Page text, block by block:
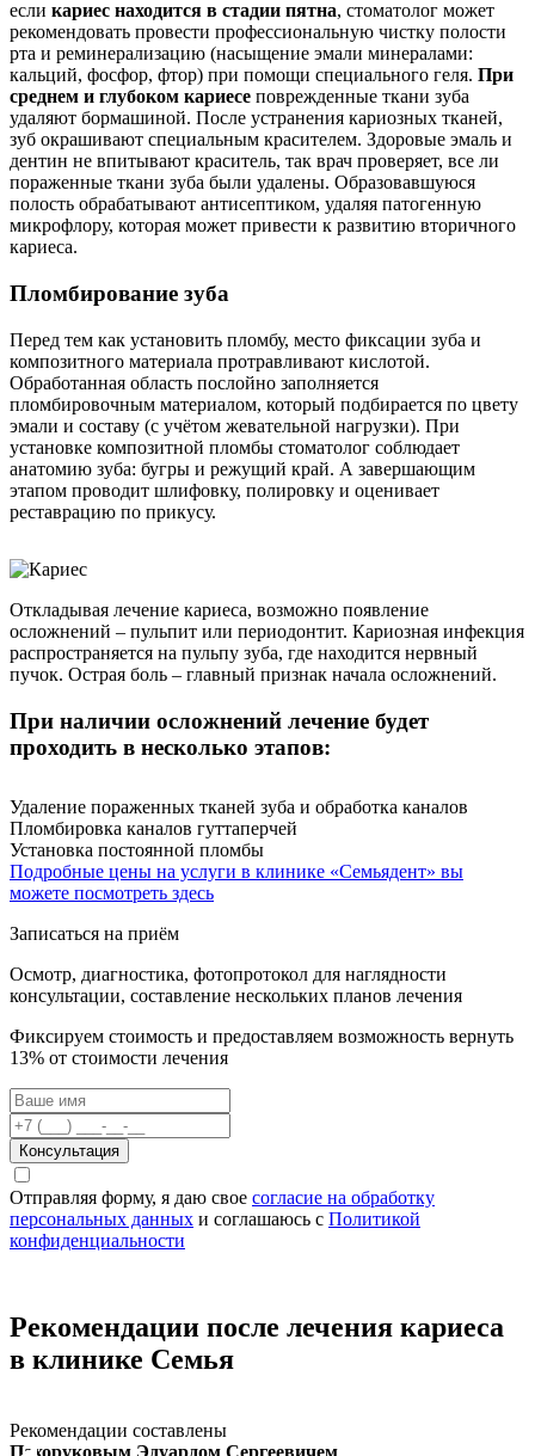
если кариес находится в стадии пятна, стоматолог может
рекомендовать провести профессиональную чистку полости
рта и реминерализацию (насыщение эмали минералами:
кальций, фосфор, фтор) при помощи специального геля. При
среднем и глубоком кариесе поврежденные ткани зуба
удаляют бормашиной. После устранения кариозных тканей,
зуб окрашивают специальным красителем. Здоровые эмаль и
дентин не впитывают краситель, так врач проверяет, все ли
пораженные ткани зуба были удалены. Образовавшуюся
полость обрабатывают антисептиком, удаляя патогенную
микрофлору, которая может привести к развитию вторичного
кариеса.
Пломбирование зуба
Перед тем как установить пломбу, место фиксации зуба и
композитного материала протравливают кислотой.
Обработанная область послойно заполняется
пломбировочным материалом, который подбирается по цвету
эмали и составу (с учётом жевательной нагрузки). При
установке композитной пломбы стоматолог соблюдает
анатомию зуба: бугры и режущий край. А завершающим
этапом проводит шлифовку, полировку и оценивает
реставрацию по прикусу.
Откладывая лечение кариеса, возможно появление
осложнений – пульпит или периодонтит. Кариозная инфекция
распространяется на пульпу зуба, где находится нервный
пучок. Острая боль – главный признак начала осложнений.
При наличии осложнений лечение будет
проходить в несколько этапов:
Удаление пораженных тканей зуба и обработка каналов
Пломбировка каналов гуттаперчей
Установка постоянной пломбы
Подробные цены на услуги в клинике «Семьядент» вы
можете посмотреть здесь
Записаться на приём
Осмотр, диагностика, фотопротокол для наглядности
консультации, составление нескольких планов лечения
Фиксируем стоимость и предоставляем возможность вернуть
13% от стоимости лечения
Консультация
Отправляя форму, я даю свое согласие на обработку
персональных данных и соглашаюсь c Политикой
конфиденциальности
Рекомендации после лечения кариеса
в клинике Семья
Рекомендации составлены